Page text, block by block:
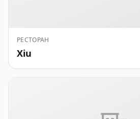
РЕСТОРАН
Xiu